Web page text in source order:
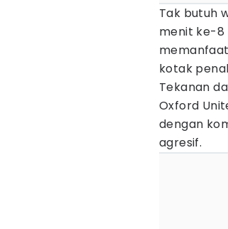
Tak butuh
menit ke-8
kotak
Tekanan
Oxford
dengan
agresif.